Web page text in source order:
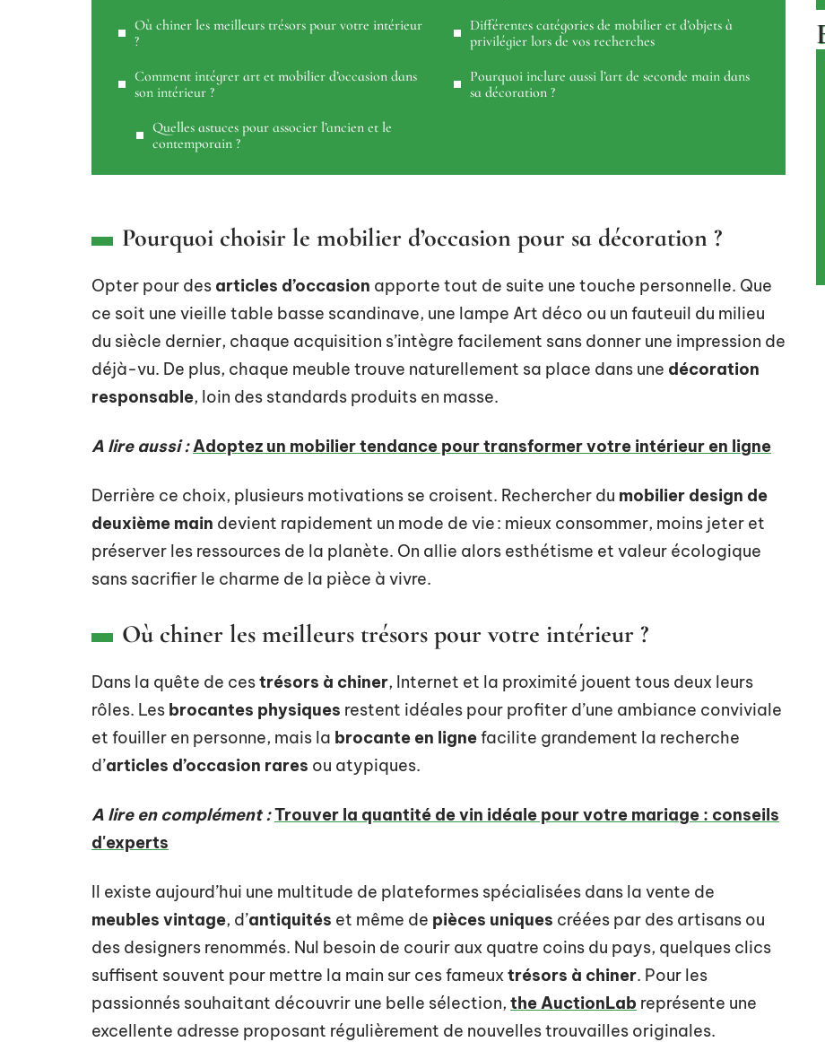
Où chiner les meilleurs trésors pour votre intérieur
?
Comment intégrer art et mobilier d’occasion dans
son intérieur ?
Quelles astuces pour associer l’ancien et le
contemporain ?
Différentes catégories de mobilier et d’objets à
privilégier lors de vos recherches
Pourquoi inclure aussi l’art de seconde main dans
sa décoration ?
Pourquoi choisir le mobilier d’occasion pour sa décoration ?
Opter pour des articles d’occasion apporte tout de suite une touche personnelle. Que
ce soit une vieille table basse scandinave, une lampe Art déco ou un fauteuil du milieu
du siècle dernier, chaque acquisition s’intègre facilement sans donner une impression de
déjà-vu. De plus, chaque meuble trouve naturellement sa place dans une décoration
responsable, loin des standards produits en masse.
A lire aussi :Adoptez un mobilier tendance pour transformer votre intérieur en ligne
Derrière ce choix, plusieurs motivations se croisent. Rechercher du mobilier design de
deuxième main devient rapidement un mode de vie : mieux consommer, moins jeter et
préserver les ressources de la planète. On allie alors esthétisme et valeur écologique
sans sacrifier le charme de la pièce à vivre.
Où chiner les meilleurs trésors pour votre intérieur ?
Dans la quête de cestrésors à chiner, Internet et la proximité jouent tous deux leurs
rôles. Les brocantes physiques restent idéales pour profiter d’une ambiance conviviale
et fouiller en personne, mais la brocante en lignefacilite grandement la recherche
d’articles d’occasion rares ou atypiques.
A lire en complément :Trouver la quantité de vin idéale pour votre mariage : conseils
d'experts
Il existe aujourd’hui une multitude de plateformes spécialisées dans la vente de
meubles vintage, d’antiquités et même de pièces uniques créées par des artisans ou
des designers renommés. Nul besoin de courir aux quatre coins du pays, quelques clics
suffisent souvent pour mettre la main sur ces fameux trésors à chiner. Pour les
passionnés souhaitant découvrir une belle sélection, the AuctionLab représente une
excellente adresse proposant régulièrement de nouvelles trouvailles originales.